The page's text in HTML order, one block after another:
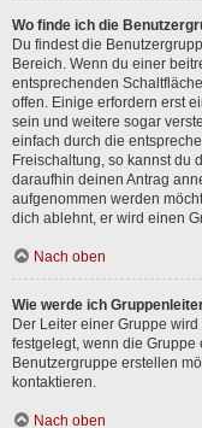
Wo finde ich die
Du findest die
Bereich. Wenn du einer
entsprechenden
offen. Einige erfordern erst
sein und weitere sogar
einfach durch die
Freischaltung, so kannst du
daraufhin deinen Antrag
aufgenommen werden
dich ablehnt, er wird einen
Nach oben
Wie werde ich
Der Leiter einer Gruppe
festgelegt, wenn die
Benutzergruppe erstellen
kontaktieren.
Nach oben